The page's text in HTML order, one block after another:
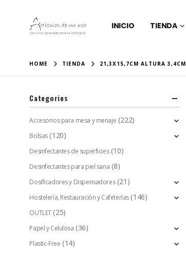
INICIO TIENDA
HOME TIENDA 21,3X15,7CM ALTURA 3,4CM
Categories
Accesorios para mesa y menaje (222)
Bolsas (120)
Desinfectantes de superficies (10)
Desinfectantes para piel sana (8)
Dosificadores y Dispensadores (21)
Hostelería, Restauración y Cafeterías (146)
OUTLET (25)
Papel y Celulosa (36)
Plastic-Free (14)